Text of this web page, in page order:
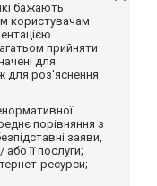
бажають
користувачам
прийняти
для
для роз'яснення
порівняння з
заяви,
її послуги;
ресурси;